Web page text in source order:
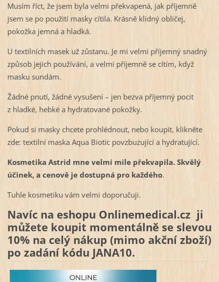
Musím říct, že jsem byla velmi překvapená, jak příjemně
jsem se po použití masky cítila. Krásně klidný obličej,
pokožka jemná a hladká.
U textilních masek už zůstanu. Je mi velmi příjemný snadný
způsob jejich používání, a velmi příjemně se cítím, když
masku sundám.
Žádné pnutí, žádné vysušení – jen bezva příjemný pocit
z hladké, hebké a hydratované pokožky.
Pokud si masky chcete prohlédnout, nebo koupit, klikněte
zde: textilní maska Aqua Biotic povzbuzující a hydratující.
Kosmetika Astrid mne velmi mile překvapila. Skvělý
účinek, a cenově je dostupná pro každého.
Tuhle kosmetiku vám velmi doporučuji.
Navíc na eshopu Onlinemedical.cz ji
můžete koupit momentálně se slevou
10% na celý nákup (mimo akční zboží)
po zadání kódu JANA10.